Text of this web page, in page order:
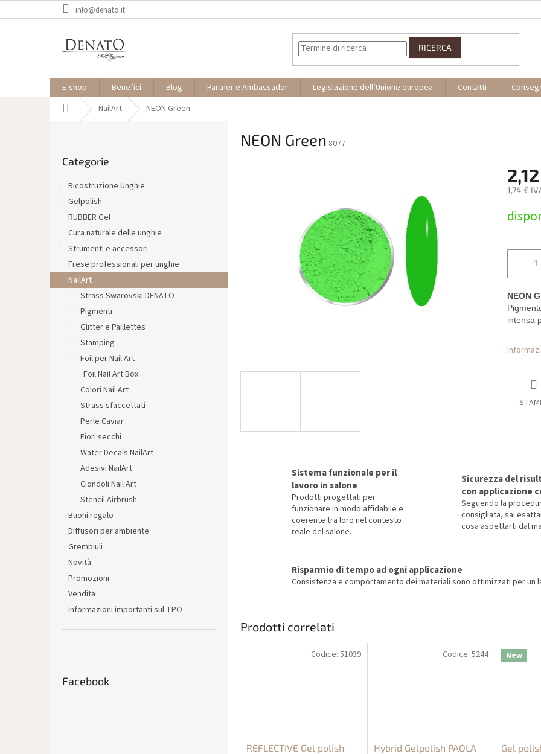
al
info@denato.it
RICERCA
E-shop Benefici Blog Partner e Ambassador Legislazione dell’Unione europea Contatti
Casa NailArt NEON Green
l
e
le
Categorie
Ricostruzione Unghie
Gelpolish
RUBBER Gel
Cura naturale delle unghie
Strumenti e accessori
Frese professionali per unghie
NailArt
Strass Swarovski DENATO
Pigmenti
Glitter e Paillettes
Stamping
Foil per Nail Art
Foil Nail Art Box
Colori Nail Art
Strass sfaccettati
Perle Caviar
Fiori secchi
Water Decals NailArt
Adesivi NailArt
Ciondoli Nail Art
Stencil Airbrush
Buoni regalo
Diffusori per ambiente
Grembiuli
Novità
Promozioni
Vendita
Informazioni importanti sul TPO
Facebook
NEON Green 8077
1,74 €
della
NEON
intensa
Sistema funzionale per il
lavoro in salone
Prodotti progettati per
funzionare in modo affidabile e
coerente tra loro nel contesto
reale del salone.
Sicurezza del
con applicazione
Seguendo la
consigliata, sai
cosa aspettarti dal
Risparmio di tempo ad ogni applicazione
Consistenza e comportamento dei materiali sono ottimizzati per un
Prodotti correlati
REFLECTIVE Gel polish
Codice: 51039
Hybrid Gelpolish PAOLA
Codice: 5244 New
Gel